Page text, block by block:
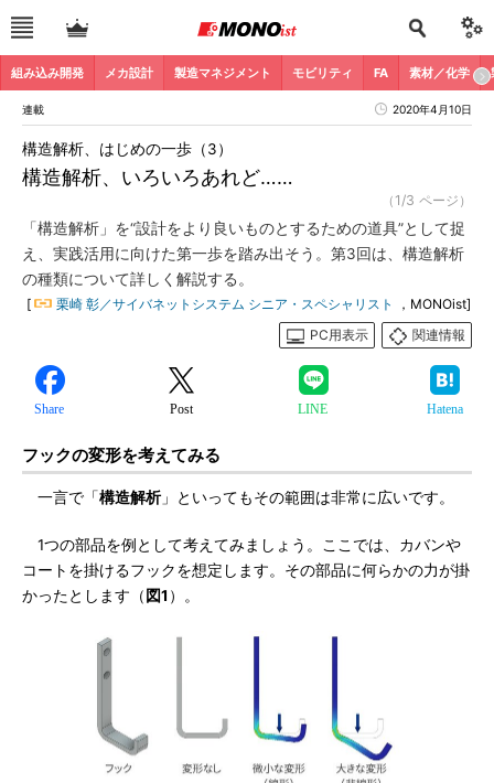
組み込み開発 メカ設計 製造マネジメント モビリティ FA 素材／化学
連載 2020年4月10日
構造解析、いろいろあれど……
構造解析、はじめの一歩（3）
（1/3 ページ）
「構造解析」を“設計をより良いものとするための道具”として捉
え、実践活用に向けた第一歩を踏み出そう。第3回は、構造解析
の種類について詳しく解説する。
[ 栗崎 彰／サイバネットシステム シニア・スペシャリスト
，MONOist]
PC用表示
関連情報
Share Post LINE Hatena
フックの変形を考えてみる
一言で「構造解析」といってもその範囲は非常に広いです。
1つの部品を例として考えてみましょう。ここでは、カバンや
コートを掛けるフックを想定します。その部品に何らかの力が掛
かったとします（ 図1 ）。